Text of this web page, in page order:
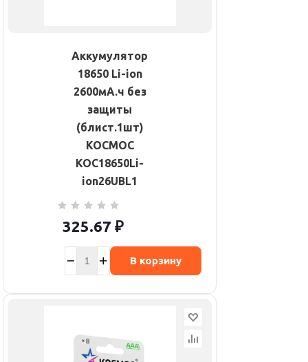
Аккумулятор
18650 Li-ion
2600мА.ч без
защиты
(блист.1шт)
КОСМОС
KOC18650Li-
ion26UBL1
325.67 ₽
В корзину